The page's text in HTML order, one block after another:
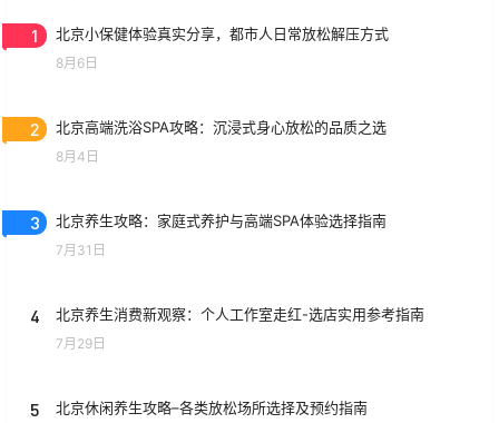
1 北京小保健体验真实分享，都市人日常放松解压方式
8月6日
2 北京高端洗浴SPA攻略：沉浸式身心放松的品质之选
8月4日
3 北京养生攻略：家庭式养护与高端SPA体验选择指南
7月31日
4 北京养生消费新观察：个人工作室走红-选店实用参考指南
7月29日
5 北京休闲养生攻略–各类放松场所选择及预约指南